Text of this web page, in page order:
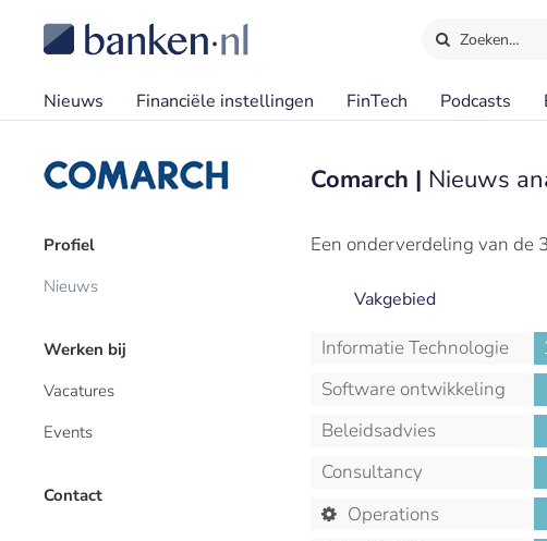
Zoeken…
Nieuws Financiële instellingen FinTech Podcasts
Profiel
Nieuws
Werken bij
Vacatures
Events
Contact
Comarch | Nieuws
Een onderverdeling van de
Vakgebied
Informatie Technologie
Software ontwikkeling
Beleidsadvies
Consultancy
Operations